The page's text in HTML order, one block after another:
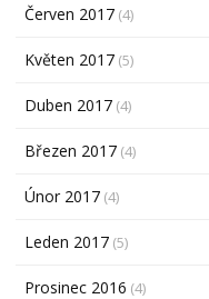
Červen 2017 (4)
Květen 2017 (5)
Duben 2017 (4)
Březen 2017 (4)
Únor 2017 (4)
Leden 2017 (5)
Prosinec 2016 (4)